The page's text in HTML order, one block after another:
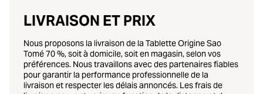
LIVRAISON ET PRIX
Nous proposons la livraison de la Tablette Origine Sao
Tomé 70 %, soit à domicile, soit en magasin, selon vos
préférences. Nous travaillons avec des partenaires fiables
pour garantir la performance professionnelle de la
livraison et respecter les délais annoncés. Les frais de